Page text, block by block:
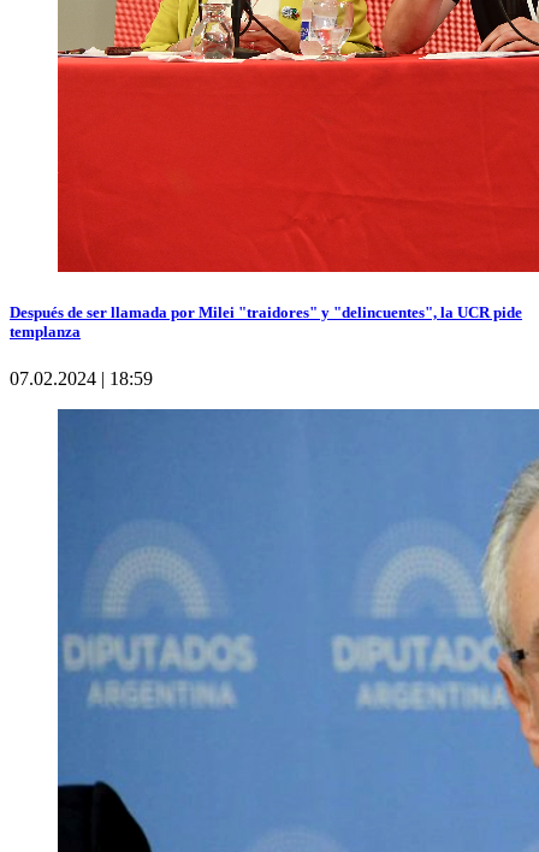
Después de ser llamada por Milei "traidores" y "delincuentes", la UCR pide
templanza
07.02.2024 | 18:59